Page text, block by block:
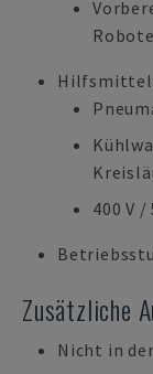
400 V
Zusätzliche
Nicht in